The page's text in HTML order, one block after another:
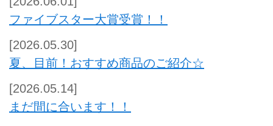
ファイブスター大賞受賞！！
[2026.05.30]
夏、目前！おすすめ商品のご紹介☆
[2026.05.14]
まだ間に合います！！